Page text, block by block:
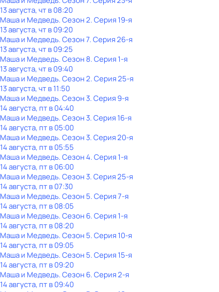
13 августа, чт в 08:20
Маша и Медведь. Сезон 2. Серия 19-я
13 августа, чт в 09:20
Маша и Медведь. Сезон 7. Серия 26-я
13 августа, чт в 09:25
Маша и Медведь. Сезон 8. Серия 1-я
13 августа, чт в 09:40
Маша и Медведь. Сезон 2. Серия 25-я
13 августа, чт в 11:50
Маша и Медведь. Сезон 3. Серия 9-я
14 августа, пт в 04:40
Маша и Медведь. Сезон 3. Серия 16-я
14 августа, пт в 05:00
Маша и Медведь. Сезон 3. Серия 20-я
14 августа, пт в 05:55
Маша и Медведь. Сезон 4. Серия 1-я
14 августа, пт в 06:00
Маша и Медведь. Сезон 3. Серия 25-я
14 августа, пт в 07:30
Маша и Медведь. Сезон 5. Серия 7-я
14 августа, пт в 08:05
Маша и Медведь. Сезон 6. Серия 1-я
14 августа, пт в 08:20
Маша и Медведь. Сезон 5. Серия 10-я
14 августа, пт в 09:05
Маша и Медведь. Сезон 5. Серия 15-я
14 августа, пт в 09:20
Маша и Медведь. Сезон 6. Серия 2-я
14 августа, пт в 09:40